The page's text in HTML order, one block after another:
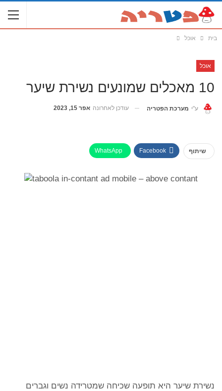
בית אוכל
אוכל
10 מאכלים שמונעים נשירת שיער
ע"י מערכת הפטריה עודכן לאחרונה אפר 15, 2023
שיתוף Facebook
WhatsApp
נשירת שיער היא תופעה שכיחה שמטרידה נשים וגברים